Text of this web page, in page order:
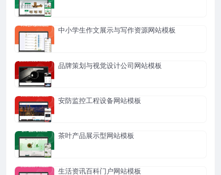
中小学生作文展示与写作资源网站模板
品牌策划与视觉设计公司网站模板
安防监控工程设备网站模板
茶叶产品展示型网站模板
生活资讯百科门户网站模板